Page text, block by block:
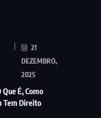
21
DEZEMBRO,
2025
É, Como
Tem Direito